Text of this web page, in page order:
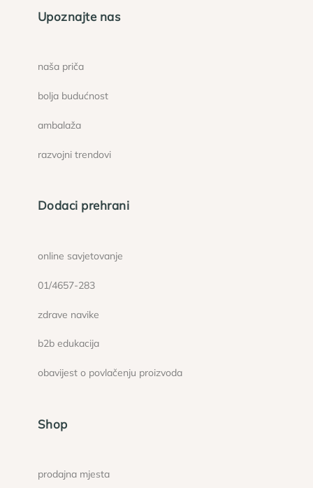
Upoznajte nas
naša priča
bolja budućnost
ambalaža
razvojni trendovi
Dodaci prehrani
online savjetovanje
01/4657-283
zdrave navike
b2b edukacija
obavijest o povlačenju proizvoda
Shop
prodajna mjesta